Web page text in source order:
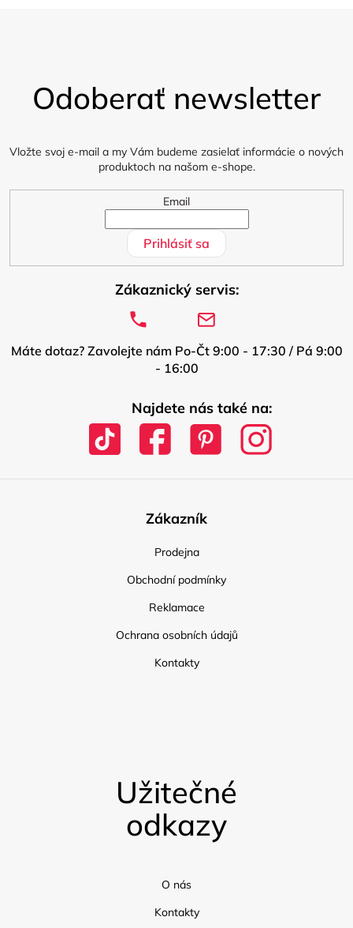
Odoberať newsletter
Vložte svoj e-mail a my Vám budeme zasielať informácie o nových
produktoch na našom e-shope.
Email
Prihlásiť sa
Zákaznický servis:
Máte dotaz? Zavolejte nám Po-Čt 9:00 - 17:30 / Pá 9:00
- 16:00
Najdete nás také na:
Zákazník
Prodejna
Obchodní podmínky
Reklamace
Ochrana osobních údajů
Kontakty
Užitečné
odkazy
O nás
Kontakty